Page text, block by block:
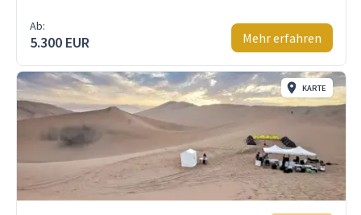
Ab:
5.300 EUR Mehr erfahren
KARTE